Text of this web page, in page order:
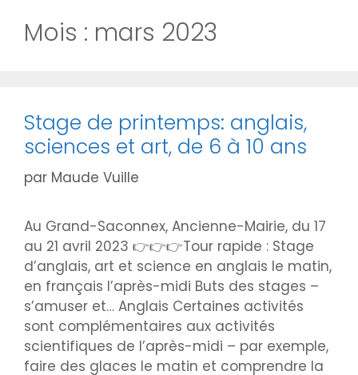
Mois : mars 2023
Stage de printemps: anglais,
sciences et art, de 6 à 10 ans
par Maude Vuille
Au Grand-Saconnex, Ancienne-Mairie, du 17
au 21 avril 2023 👉👉👉Tour rapide : Stage
d’anglais, art et science en anglais le matin,
en français l’après-midi Buts des stages –
s’amuser et… Anglais Certaines activités
sont complémentaires aux activités
scientifiques de l’après-midi – par exemple,
faire des glaces le matin et comprendre la